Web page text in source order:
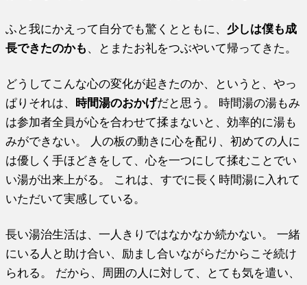
ふと我にかえって自分でも驚くとともに、 少しは僕も成
長できたのかも 、とまたお礼をつぶやいて帰ってきた。
どうしてこんな心の変化が起きたのか、というと、やっ
ぱりそれは、
時間湯のおかげだと思う。 時間湯の湯もみ
は参加者全員が心を合わせて揉まないと、効率的に湯も
みができない。 人の板の動きに心を配り、初めての人に
は優しく手ほどきをして、心を一つにして揉むことでい
い湯が出来上がる。 これは、すでに長く時間湯に入れて
いただいて実感している。
長い湯治生活は、一人きりではなかなか続かない。 一緒
にいる人と助け合い、励まし合いながらだからこそ続け
られる。 だから、周囲の人に対して、とても気を遣い、